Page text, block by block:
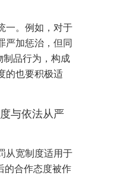
一。例如，对于
严加惩治，但同
制品行为，构成
的也要积极适
与依法从严
从宽制度适用于
的合作态度被作